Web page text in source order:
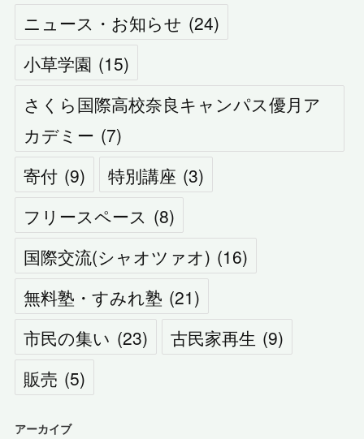
ニュース・お知らせ (24)
小草学園 (15)
さくら国際高校奈良キャンパス優月ア
カデミー (7)
寄付 (9) 特別講座 (3)
フリースペース (8)
国際交流(シャオツァオ) (16)
無料塾・すみれ塾 (21)
市民の集い (23) 古民家再生 (9)
販売 (5)
アーカイブ